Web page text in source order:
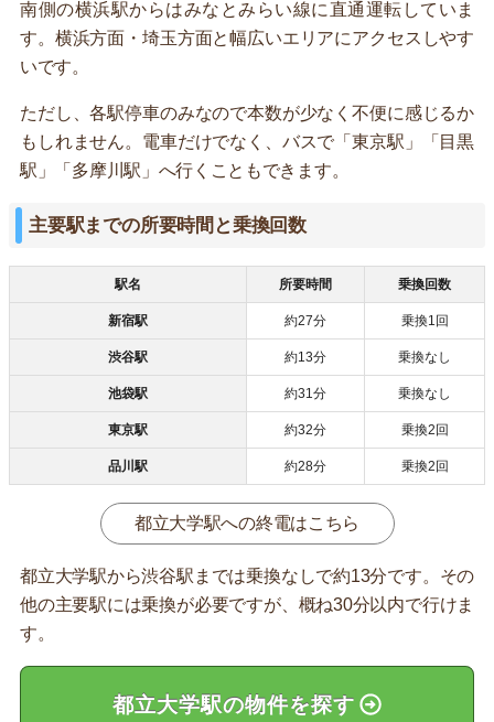
南側の横浜駅からはみなとみらい線に直通運転していま
す。横浜方面・埼玉方面と幅広いエリアにアクセスしやす
いです。
ただし、各駅停車のみなので本数が少なく不便に感じるか
もしれません。電車だけでなく、バスで「東京駅」「目黒
駅」「多摩川駅」へ行くこともできます。
主要駅までの所要時間と乗換回数
駅名 所要時間 乗換回数
新宿駅 約27分 乗換1回
渋谷駅 約13分 乗換なし
池袋駅 約31分 乗換なし
東京駅 約32分 乗換2回
品川駅 約28分 乗換2回
都立大学駅への終電はこちら
都立大学駅から渋谷駅までは乗換なしで約13分です。その
他の主要駅には乗換が必要ですが、概ね30分以内で行けま
す。
都立大学駅の物件を探す